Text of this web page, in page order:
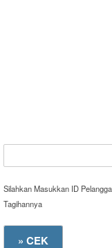
Silahkan Masukkan ID
Tagihannya